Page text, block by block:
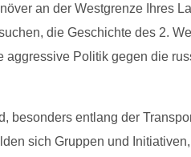
an der Westgrenze Ihres
die Geschichte des 2.
aggressive Politik gegen die
besonders entlang der
sich Gruppen und